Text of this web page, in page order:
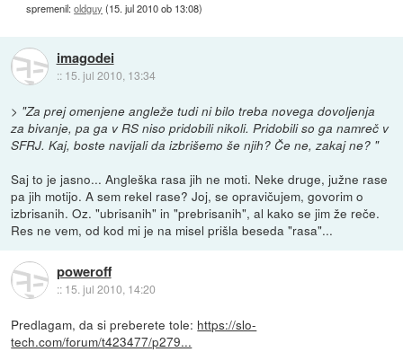
spremenil:oldguy (15. jul 2010 ob 13:08)
imagodei
:: 15. jul 2010, 13:34
> "Za prej omenjene angleže tudi ni bilo treba novega dovoljenja
za bivanje, pa ga v RS niso pridobili nikoli. Pridobili so ga namreč v
SFRJ. Kaj, boste navijali da izbrišemo še njih? Če ne, zakaj ne? "
Saj to je jasno... Angleška rasa jih ne moti. Neke druge, južne rase
pa jih motijo. A sem rekel rase? Joj, se opravičujem, govorim o
izbrisanih. Oz. "ubrisanih" in "prebrisanih", al kako se jim že reče.
Res ne vem, od kod mi je na misel prišla beseda "rasa"...
poweroff
:: 15. jul 2010, 14:20
Predlagam, da si preberete tole: https://slo-
tech.com/forum/t423477/p279...